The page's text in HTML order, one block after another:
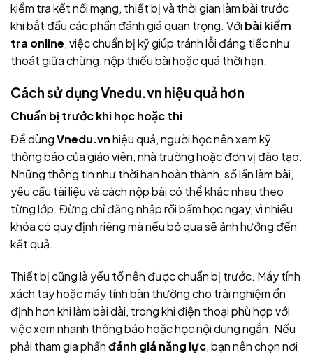
kiểm tra kết nối mạng, thiết bị và thời gian làm bài trước
khi bắt đầu các phần đánh giá quan trọng. Với bài kiểm
tra online, việc chuẩn bị kỹ giúp tránh lỗi đáng tiếc như
thoát giữa chừng, nộp thiếu bài hoặc quá thời hạn.
Cách sử dụngVnedu.vn hiệu quả hơn
Chuẩn bị trước khi học hoặc thi
Để dùngVnedu.vnhiệu quả, người học nên xem kỹ
thông báo của giáo viên, nhà trường hoặc đơn vị đào tạo.
Những thông tin như thời hạn hoàn thành, số lần làm bài,
yêu cầu tài liệu và cách nộp bài có thể khác nhau theo
từng lớp. Đừng chỉ đăng nhập rồi bấm học ngay, vì nhiều
khóa có quy định riêng mà nếu bỏ qua sẽ ảnh hưởng đến
kết quả.
Thiết bị cũng là yếu tố nên được chuẩn bị trước. Máy tính
xách tay hoặc máy tính bàn thường cho trải nghiệm ổn
định hơn khi làm bài dài, trong khi điện thoại phù hợp với
việc xem nhanh thông báo hoặc học nội dung ngắn. Nếu
phải tham gia phầnđánh giá năng lực, bạn nên chọn nơi